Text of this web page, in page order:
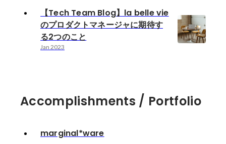
【Tech Team Blog】la belle vie
のプロダクトマネージャに期待す
る2つのこと
Jan 2023
Accomplishments / Portfolio
marginal*ware